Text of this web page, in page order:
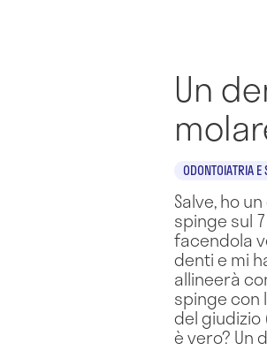
Un
ODONTOIATRIA
Salve, ho
spinge sul
facendola
denti e mi
allineerà
spinge con
del
è vero? Un